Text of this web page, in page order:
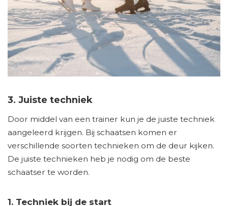
3. Juiste techniek
Door middel van een trainer kun je de juiste techniek
aangeleerd krijgen. Bij schaatsen komen er
verschillende soorten technieken om de deur kijken.
De juiste technieken heb je nodig om de beste
schaatser te worden.
1. Techniek bij de start